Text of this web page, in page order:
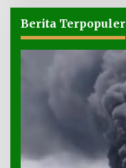
Berita Terpopuler